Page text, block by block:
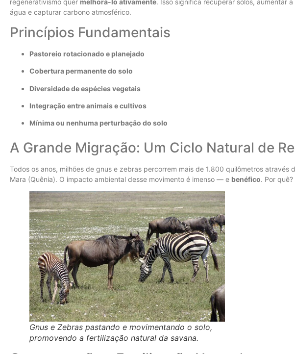
regenerativismo quer melhorá-lo ativamente. Isso significa recuperar solos, aumentar
água e capturar carbono atmosférico.
Princípios Fundamentais
Pastoreio rotacionado e planejado
Cobertura permanente do solo
Diversidade de espécies vegetais
Integração entre animais e cultivos
Mínima ou nenhuma perturbação do solo
A Grande Migração: Um Ciclo Natural de
Todos os anos, milhões de gnus e zebras percorrem mais de 1.800 quilômetros através
Mara (Quênia). O impacto ambiental desse movimento é imenso — e benéfico. Por quê?
Gnus e Zebras pastando e movimentando o solo,
promovendo a fertilização natural da savana.